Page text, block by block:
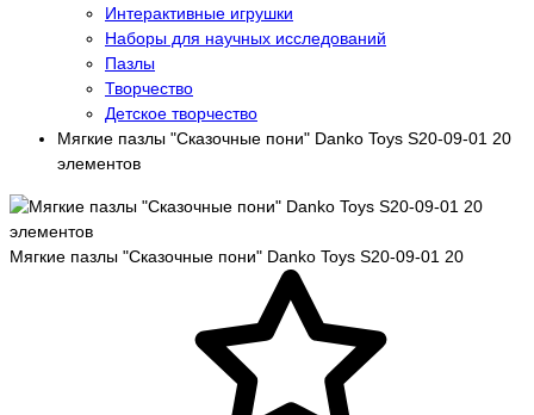
Интерактивные игрушки
Наборы для научных исследований
Пазлы
Творчество
Детское творчество
Мягкие пазлы "Сказочные пони" Danko Toys S20-09-01 20
элементов
Мягкие пазлы "Сказочные пони" Danko Toys S20-09-01 20